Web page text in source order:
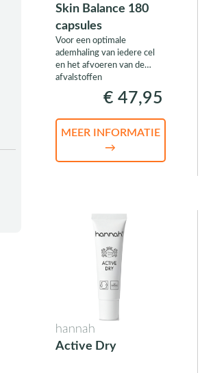
Skin Balance 180
capsules
Voor een optimale
ademhaling van iedere cel
en het afvoeren van de
afvalstoffen
€ 47,95
MEER INFORMATIE
→
hannah
Active Dry